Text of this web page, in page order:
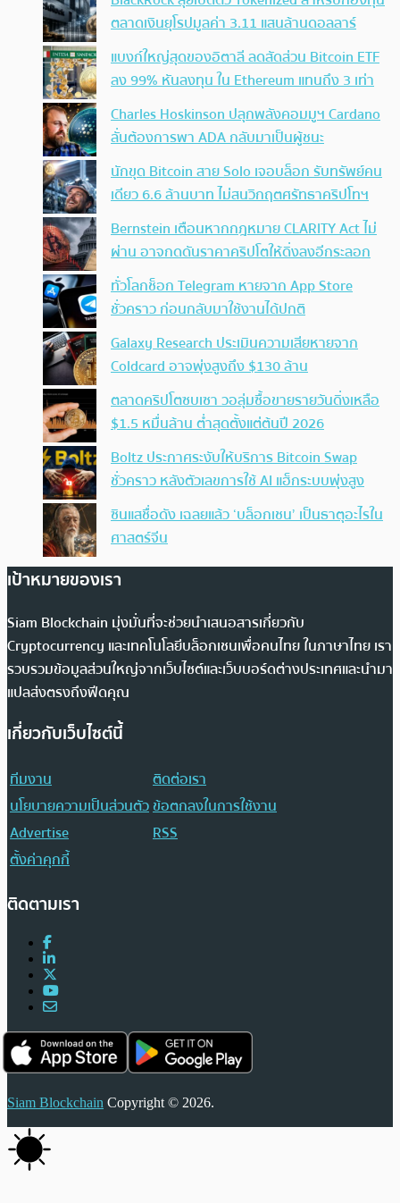
ตลาดเงินยุโรปมูลค่า 3.11 แสนล้านดอลลาร์
แบงก์ใหญ่สุดของอิตาลี ลดสัดส่วน Bitcoin ETF
ลง 99% หันลงทุน ใน Ethereum แทนถึง 3 เท่า
Charles Hoskinson ปลุกพลังคอมมูฯ Cardano
ลั่นต้องการพา ADA กลับมาเป็นผู้ชนะ
นักขุด Bitcoin สาย Solo เจอบล็อก รับทรัพย์คน
เดียว 6.6 ล้านบาท ไม่สนวิกฤตศรัทธาคริปโทฯ
Bernstein เตือนหากกฎหมาย CLARITY Act ไม่
ผ่าน อาจกดดันราคาคริปโตให้ดิ่งลงอีกระลอก
ทั่วโลกช็อก Telegram หายจาก App Store
ชั่วคราว ก่อนกลับมาใช้งานได้ปกติ
Galaxy Research ประเมินความเสียหายจาก
Coldcard อาจพุ่งสูงถึง $130 ล้าน
ตลาดคริปโตซบเซา วอลุ่มซื้อขายรายวันดิ่งเหลือ
$1.5 หมื่นล้าน ต่ำสุดตั้งแต่ต้นปี 2026
Boltz ประกาศระงับให้บริการ Bitcoin Swap
ชั่วคราว หลังตัวเลขการใช้ AI แฮ็กระบบพุ่งสูง
ซินแสชื่อดัง เฉลยแล้ว ‘บล็อกเชน’ เป็นธาตุอะไรใน
ศาสตร์จีน
เป้าหมายของเรา
Siam Blockchain มุ่งมั่นที่จะช่วยนำเสนอสารเกี่ยวกับ
Cryptocurrency และเทคโนโลยีบล็อกเชนเพื่อคนไทย ในภาษาไทย เรา
รวบรวมข้อมูลส่วนใหญ่จากเว็บไซต์และเว็บบอร์ดต่างประเทศและนำมา
แปลส่งตรงถึงฟีดคุณ
เกี่ยวกับเว็บไซต์นี้
ทีมงาน
ติดต่อเรา
นโยบายความเป็นส่วนตัวข้อตกลงในการใช้งาน
Advertise
RSS
ตั้งค่าคุกกี้
ติดตามเรา
Siam Blockchain Copyright © 2026.